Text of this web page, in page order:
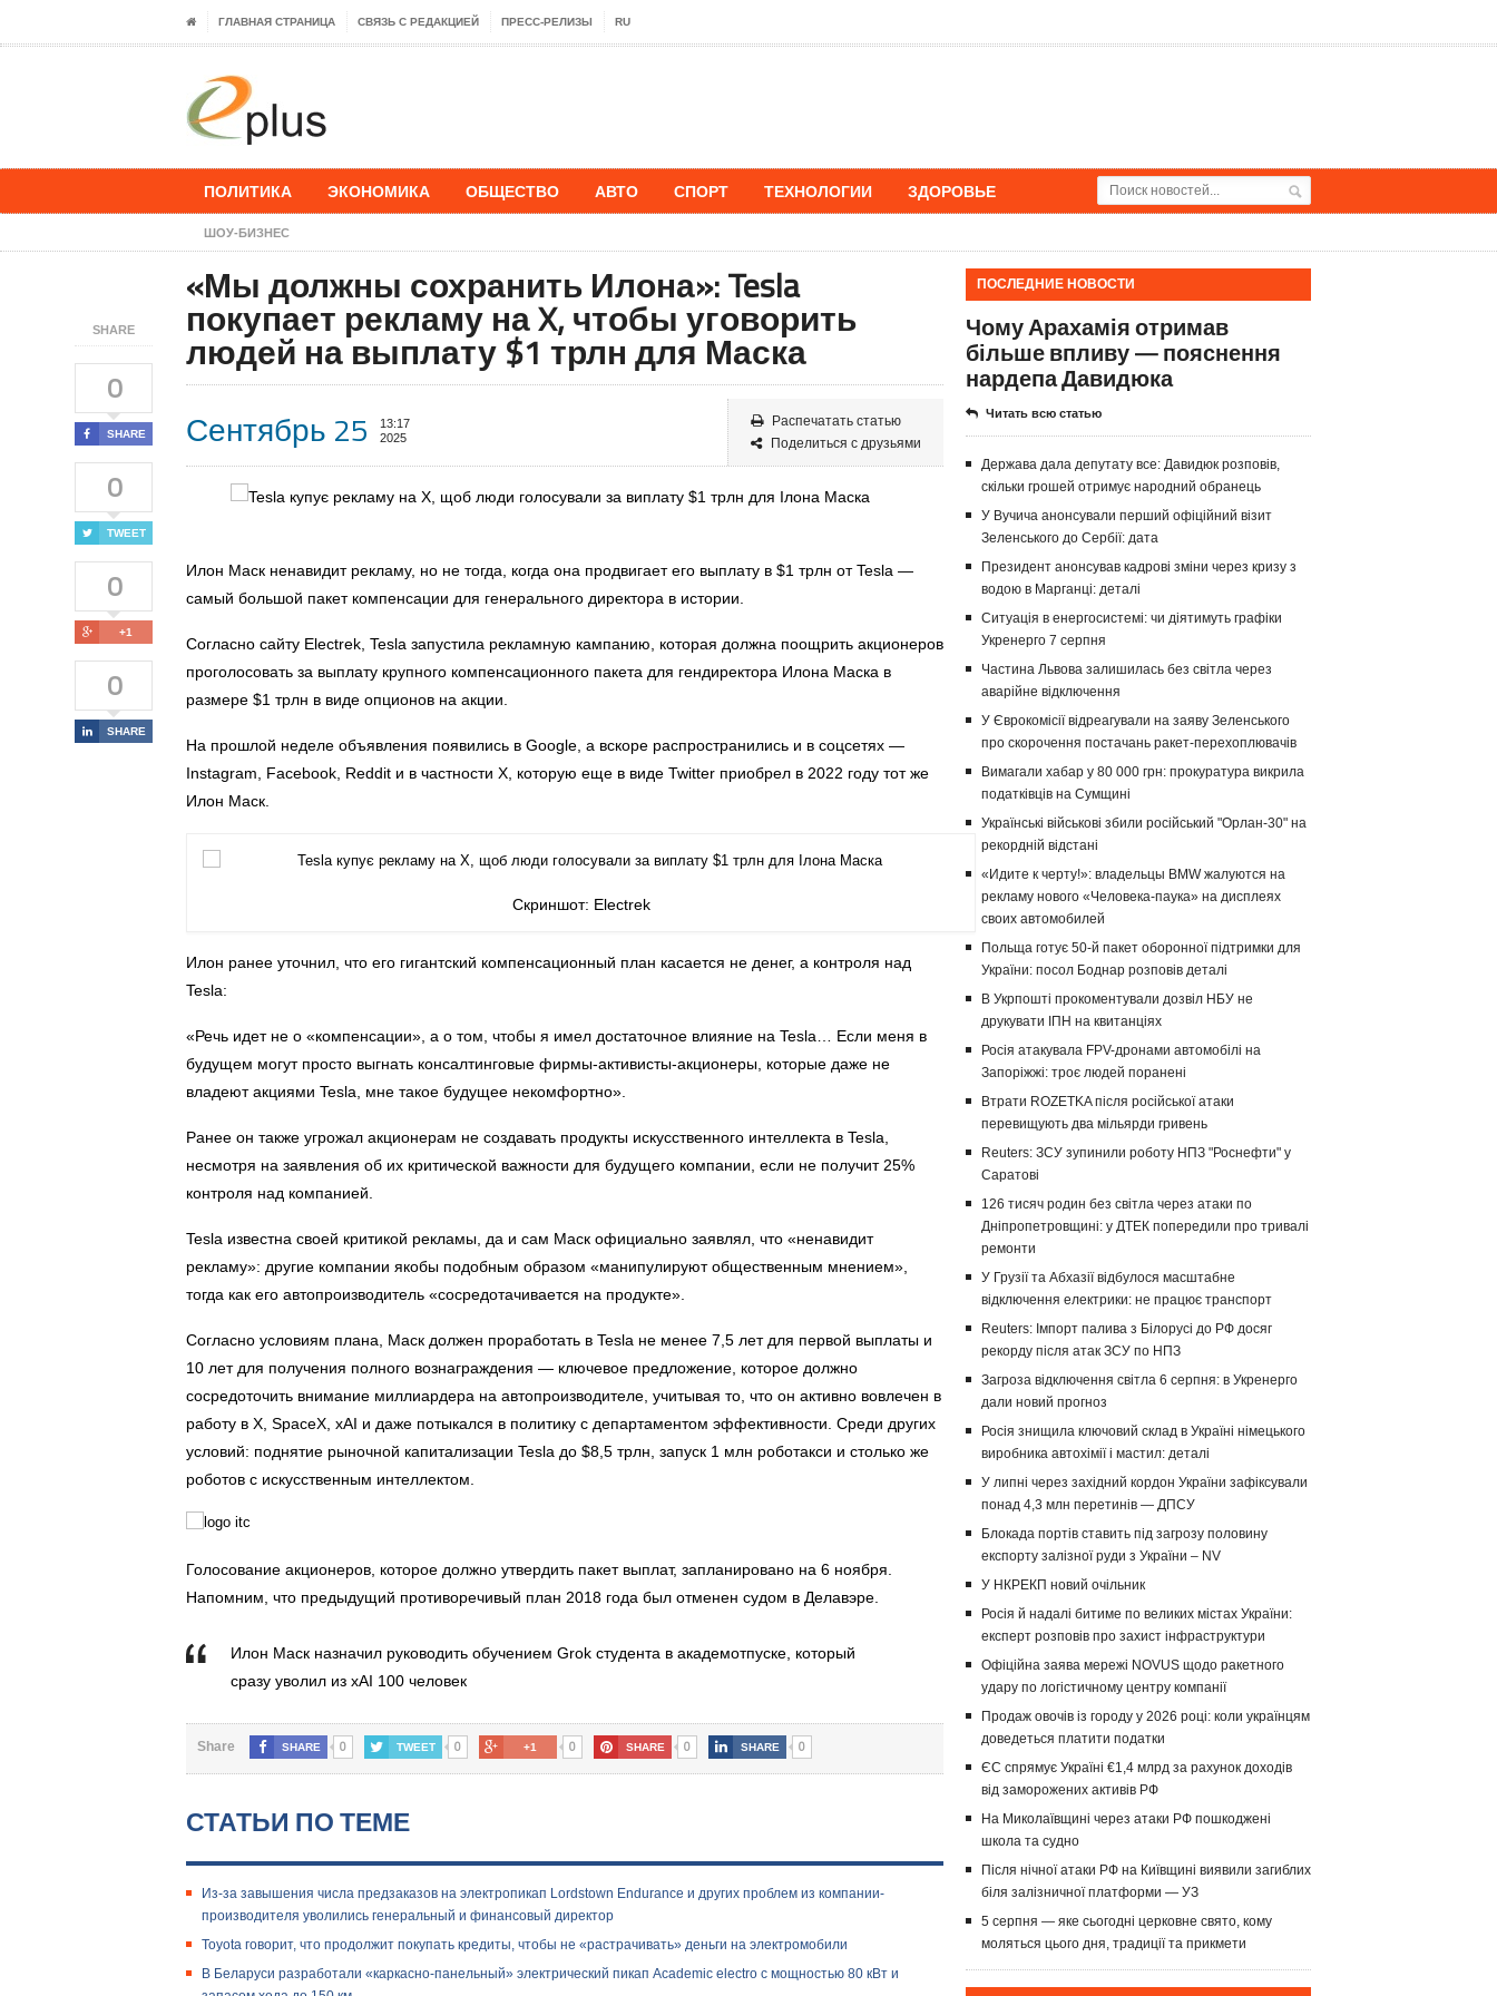
ГЛАВНАЯ СТРАНИЦА СВЯЗЬ С РЕДАКЦИЕЙ ПРЕСС-РЕЛИЗЫ RU
ПОЛИТИКА ЭКОНОМИКА ОБЩЕСТВО АВТО СПОРТ ТЕХНОЛОГИИ ЗДОРОВЬЕ
ШОУ-БИЗНЕС
SHARE
0
SHARE
0
TWEET
0
+1
0
SHARE
«Мы должны сохранить Илона»: Tesla
покупает рекламу на X, чтобы уговорить
людей на выплату $1 трлн для Маска
Сентябрь 25
13:17
2025
Распечатать статью
Поделиться с друзьями
Илон Маск ненавидит рекламу, но не тогда, когда она продвигает его выплату в $1 трлн от Tesla —
самый большой пакет компенсации для генерального директора в истории.
Согласно сайту Electrek, Tesla запустила рекламную кампанию, которая должна поощрить акционеров
проголосовать за выплату крупного компенсационного пакета для гендиректора Илона Маска в
размере $1 трлн в виде опционов на акции.
На прошлой неделе объявления появились в Google, а вскоре распространились и в соцсетях —
Instagram, Facebook, Reddit и в частности X, которую еще в виде Twitter приобрел в 2022 году тот же
Илон Маск.
Скриншот: Electrek
Илон ранее уточнил, что его гигантский компенсационный план касается не денег, а контроля над
Tesla:
«Речь идет не о «компенсации», а о том, чтобы я имел достаточное влияние на Tesla… Если меня в
будущем могут просто выгнать консалтинговые фирмы-активисты-акционеры, которые даже не
владеют акциями Tesla, мне такое будущее некомфортно».
Ранее он также угрожал акционерам не создавать продукты искусственного интеллекта в Tesla,
несмотря на заявления об их критической важности для будущего компании, если не получит 25%
контроля над компанией.
Tesla известна своей критикой рекламы, да и сам Маск официально заявлял, что «ненавидит
рекламу»: другие компании якобы подобным образом «манипулируют общественным мнением»,
тогда как его автопроизводитель «сосредотачивается на продукте».
Согласно условиям плана, Маск должен проработать в Tesla не менее 7,5 лет для первой выплаты и
10 лет для получения полного вознаграждения — ключевое предложение, которое должно
сосредоточить внимание миллиардера на автопроизводителе, учитывая то, что он активно вовлечен в
работу в X, SpaceX, xAI и даже потыкался в политику с департаментом эффективности. Среди других
условий: поднятие рыночной капитализации Tesla до $8,5 трлн, запуск 1 млн роботакси и столько же
роботов с искусственным интеллектом.
Голосование акционеров, которое должно утвердить пакет выплат, запланировано на 6 ноября.
Напомним, что предыдущий противоречивый план 2018 года был отменен судом в Делавэре.
Илон Маск назначил руководить обучением Grok студента в академотпуске, который
сразу уволил из xAI 100 человек
Share SHARE 0 TWEET 0 +1 0 SHARE 0 SHARE 0
СТАТЬИ ПО ТЕМЕ
Из-за завышения числа предзаказов на электропикап Lordstown Endurance и других проблем из компании-
производителя уволились генеральный и финансовый директор
Toyota говорит, что продолжит покупать кредиты, чтобы не «растрачивать» деньги на электромобили
В Беларуси разработали «каркасно-панельный» электрический пикап Academiс electro с мощностью 80 кВт и
ПОСЛЕДНИЕ НОВОСТИ
Чому Арахамія отримав
більше впливу — пояснення
нардепа Давидюка
Читать всю статью
Держава дала депутату все: Давидюк розповів,
скільки грошей отримує народний обранець
У Вучича анонсували перший офіційний візит
Зеленського до Сербії: дата
Президент анонсував кадрові зміни через кризу з
водою в Марганці: деталі
Ситуація в енергосистемі: чи діятимуть графіки
Укренерго 7 серпня
Частина Львова залишилась без світла через
аварійне відключення
У Єврокомісії відреагували на заяву Зеленського
про скорочення постачань ракет-перехоплювачів
Вимагали хабар у 80 000 грн: прокуратура викрила
податківців на Сумщині
Українські військові збили російський "Орлан-30" на
рекордній відстані
«Идите к черту!»: владельцы BMW жалуются на
рекламу нового «Человека-паука» на дисплеях
своих автомобилей
Польща готує 50-й пакет оборонної підтримки для
України: посол Боднар розповів деталі
В Укрпошті прокоментували дозвіл НБУ не
друкувати ІПН на квитанціях
Росія атакувала FPV-дронами автомобілі на
Запоріжжі: троє людей поранені
Втрати ROZETKA після російської атаки
перевищують два мільярди гривень
Reuters: ЗСУ зупинили роботу НПЗ "Роснефти" у
Саратові
126 тисяч родин без світла через атаки по
Дніпропетровщині: у ДТЕК попередили про тривалі
ремонти
У Грузії та Абхазії відбулося масштабне
відключення електрики: не працює транспорт
Reuters: Імпорт палива з Білорусі до РФ досяг
рекорду після атак ЗСУ по НПЗ
Загроза відключення світла 6 серпня: в Укренерго
дали новий прогноз
Росія знищила ключовий склад в Україні німецького
виробника автохімії і мастил: деталі
У липні через західний кордон України зафіксували
понад 4,3 млн перетинів — ДПСУ
Блокада портів ставить під загрозу половину
експорту залізної руди з України – NV
У НКРЕКП новий очільник
Росія й надалі битиме по великих містах України:
експерт розповів про захист інфраструктури
Офіційна заява мережі NOVUS щодо ракетного
удару по логістичному центру компанії
Продаж овочів із городу у 2026 році: коли українцям
доведеться платити податки
ЄС спрямує Україні €1,4 млрд за рахунок доходів
від заморожених активів РФ
На Миколаївщині через атаки РФ пошкоджені
школа та судно
Після нічної атаки РФ на Київщині виявили загиблих
біля залізничної платформи — УЗ
5 серпня — яке сьогодні церковне свято, кому
моляться цього дня, традиції та прикмети